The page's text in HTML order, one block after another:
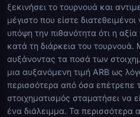
ξεκινήσει το τουρνουά και
μέγιστο που είστε
υπόψη την πιθανότητα ότι η
κατά τη διάρκεια του
αυξάνοντας τα ποσά των
μια αυξανόμενη τιμή ARB ως
περισσότερα από όσα επέτρεπε
στοιχηματισμός σταματήσει να
ένα διάλειμμα. Τα περισσότερα